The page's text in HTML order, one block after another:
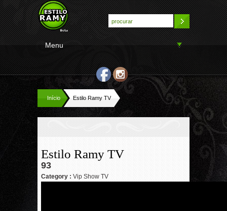
Menu
Início Estilo Ramy TV
Estilo Ramy TV
93
Category : Vip Show TV